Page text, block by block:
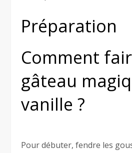
Préparation
Comment
gâteau
vanille ?
Pour débuter, fendre les